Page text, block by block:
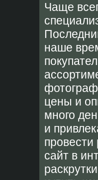
Чаще
наше
цены и
много
и
сайт в